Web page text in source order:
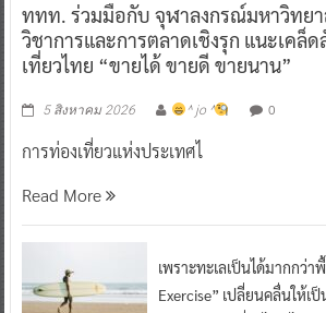
ททท. ร่วมมือกับ จุฬาลงกรณ์มหาวิทย
วิชาการและการตลาดเชิงรุก แนะเคล็
เที่ยวไทย “ขายได้ ขายดี ขายนาน”
5 สิงหาคม 2026 ^ jo ^ 0
การท่องเที่ยวแห่งประเทศไ
Read More
เพราะทะเลเป็นได้มากกว่
Exercise” เปลี่ยนคลื่นให้เ